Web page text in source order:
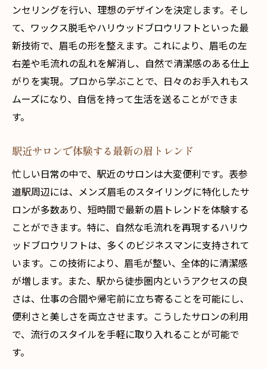
ンセリングを行い、理想のデザインを決定します。そし
て、ワックス脱毛やハリウッドブロウリフトといった最
新技術で、眉毛の形を整えます。これにより、眉毛の左
右差や毛流れの乱れを解消し、自然で清潔感のある仕上
がりを実現。プロから学ぶことで、日々のお手入れもス
ムーズになり、自信を持って生活を送ることができま
す。
駅近サロンで体験する最新の眉トレンド
忙しい日常の中で、駅近のサロンは大変便利です。表参
道駅周辺には、メンズ眉毛のスタイリングに特化したサ
ロンが多数あり、短時間で最新の眉トレンドを体験する
ことができます。特に、自然な毛流れを再現するハリウ
ッドブロウリフトは、多くのビジネスマンに支持されて
います。この技術により、眉毛が整い、全体的に清潔感
が増します。また、駅から徒歩圏内というアクセスの良
さは、仕事の合間や帰宅前に立ち寄ることを可能にし、
便利さと美しさを両立させます。こうしたサロンの利用
で、流行のスタイルを手軽に取り入れることが可能で
す。